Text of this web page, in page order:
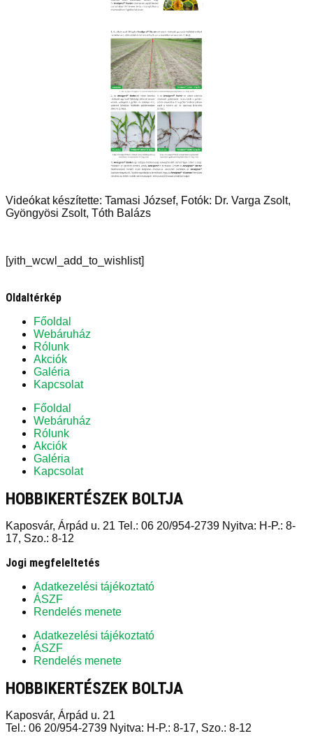
Videókat készítette: Tamasi József, Fotók: Dr. Varga Zsolt,
Gyöngyösi Zsolt, Tóth Balázs
[yith_wcwl_add_to_wishlist]
Oldaltérkép
Főoldal
Webáruház
Rólunk
Akciók
Galéria
Kapcsolat
Főoldal
Webáruház
Rólunk
Akciók
Galéria
Kapcsolat
HOBBIKERTÉSZEK BOLTJA
Kaposvár, Árpád u. 21 Tel.: 06 20/954-2739 Nyitva: H-P.: 8-
17, Szo.: 8-12
Jogi megfeleltetés
Adatkezelési tájékoztató
ÁSZF
Rendelés menete
Adatkezelési tájékoztató
ÁSZF
Rendelés menete
HOBBIKERTÉSZEK BOLTJA
Kaposvár, Árpád u. 21
Tel.: 06 20/954-2739 Nyitva: H-P.: 8-17, Szo.: 8-12